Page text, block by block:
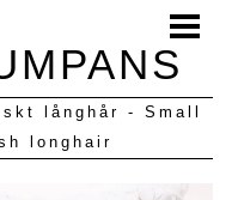
långhår - Small
longhair